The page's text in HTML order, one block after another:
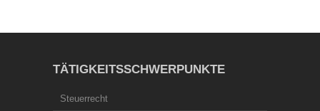
TÄTIGKEITSSCHWERPUNKTE
Steuerrecht